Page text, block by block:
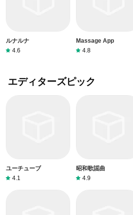
ルナルナ
4.6
Massage App
4.8
エディターズピック
ユーチューブ
4.1
昭和歌謡曲
4.9